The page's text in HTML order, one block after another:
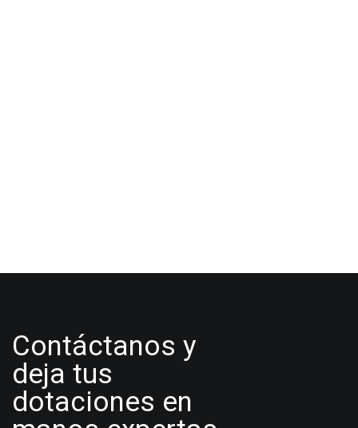
Contáctanos y
deja tus
dotaciones en